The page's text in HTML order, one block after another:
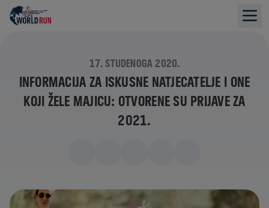
17. STUDENOGA 2020.
INFORMACIJA ZA ISKUSNE NATJECATELJE I ONE
KOJI ŽELE MAJICU: OTVORENE SU PRIJAVE ZA
2021.